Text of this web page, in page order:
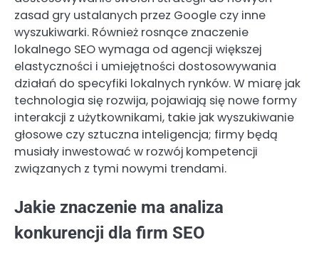
zasad gry ustalanych przez Google czy inne
wyszukiwarki. Również rosnące znaczenie
lokalnego SEO wymaga od agencji większej
elastyczności i umiejętności dostosowywania
działań do specyfiki lokalnych rynków. W miarę jak
technologia się rozwija, pojawiają się nowe formy
interakcji z użytkownikami, takie jak wyszukiwanie
głosowe czy sztuczna inteligencja; firmy będą
musiały inwestować w rozwój kompetencji
związanych z tymi nowymi trendami.
Jakie znaczenie ma analiza
konkurencji dla firm SEO